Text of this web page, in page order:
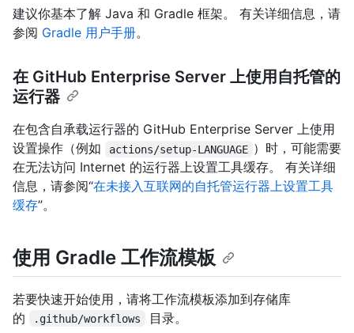
建议你基本了解 Java 和 Gradle 框架。 有关详细信息，请
参阅 Gradle 用户手册。
在 GitHub Enterprise Server 上使用自托管的
运行器
在包含自承载运行器的 GitHub Enterprise Server 上使用
设置操作（例如
actions/setup-LANGUAGE ）时，可能需要
在无法访问 Internet 的运行器上设置工具缓存。 有关详细
信息，请参阅“在未接入互联网的自托管运行器上设置工具
缓存”。
使用 Gradle 工作流模板
若要快速开始使用，请将工作流模板添加到存储库
的
.github/workflows
目录。